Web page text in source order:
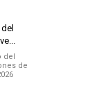
del
de